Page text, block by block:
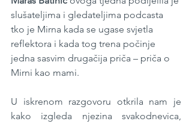
slušateljima i gledateljima podcasta
tko je Mirna kada se ugase svjetla
reflektora i kada tog trena počinje
jedna sasvim drugačija priča – priča o
Mirni kao mami.
U iskrenom razgovoru otkrila nam je
kako izgleda njezina svakodnevica,